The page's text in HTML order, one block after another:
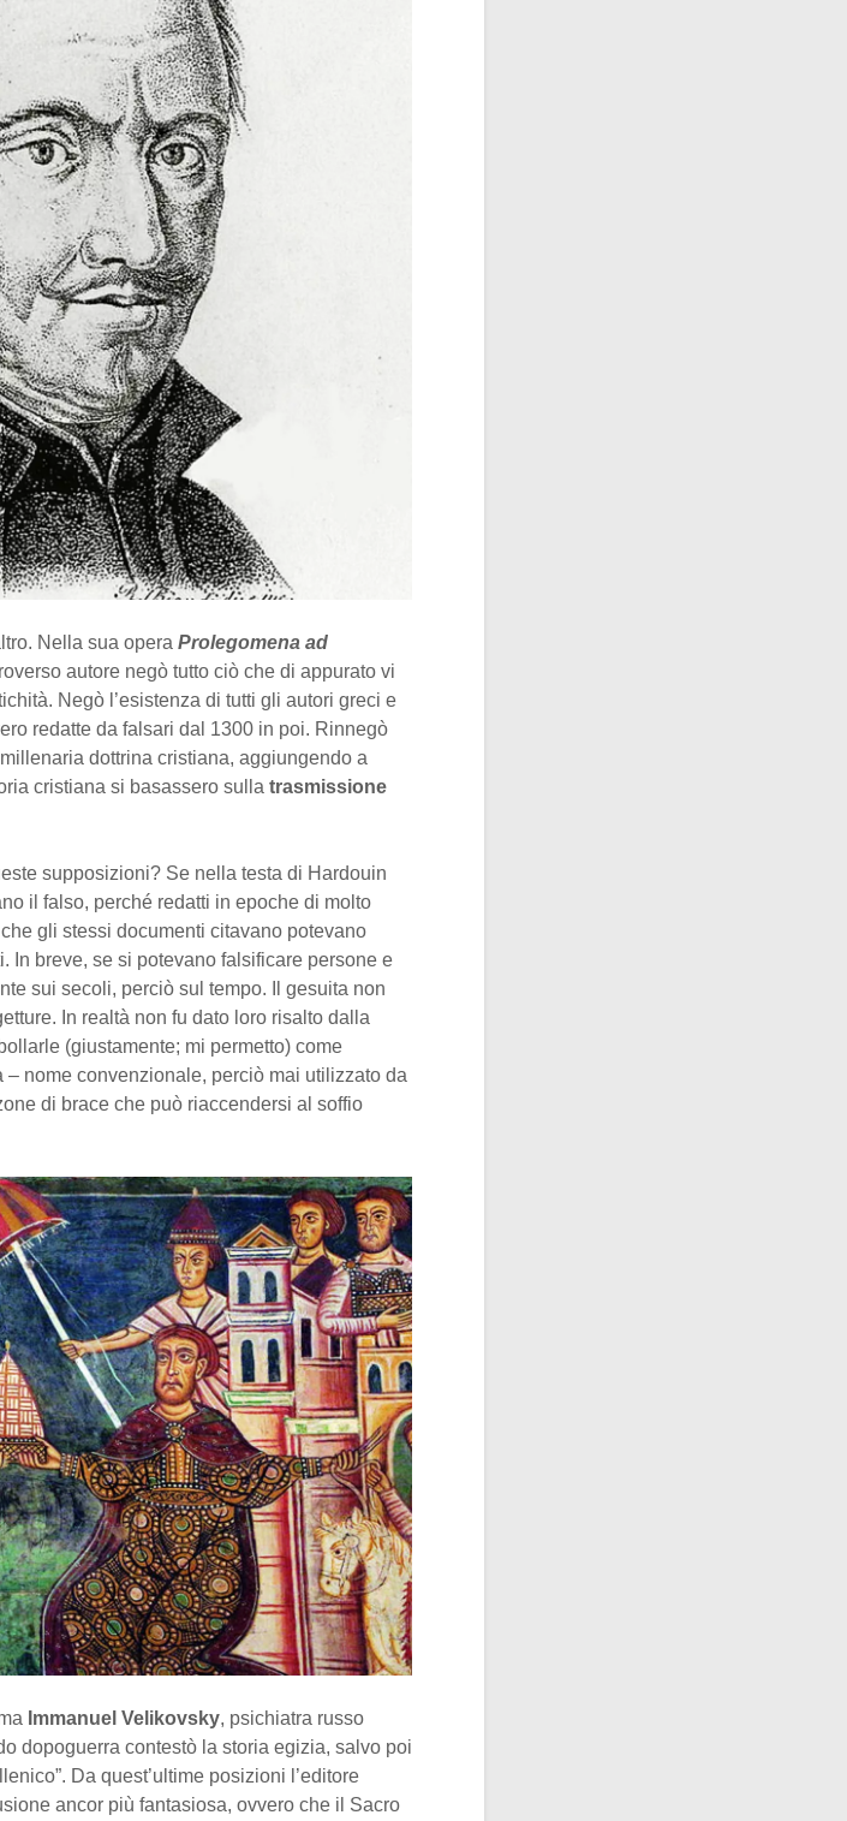
Nella sua opera Prolegomena ad
autore negò tutto ciò che di appurato vi
Negò l’esistenza di tutti gli autori greci e
redatte da falsari dal 1300 in poi. Rinnegò
dottrina cristiana, aggiungendo a
cristiana si basassero sulla trasmissione
supposizioni? Se nella testa di Hardouin
il falso, perché redatti in epoche di molto
gli stessi documenti citavano potevano
In breve, se si potevano falsificare persone e
sui secoli, perciò sul tempo. Il gesuita non
In realtà non fu dato loro risalto dalla
(giustamente; mi permetto) come
– nome convenzionale, perciò mai utilizzato da
di brace che può riaccendersi al soffio
Immanuel Velikovsky, psichiatra russo
dopoguerra contestò la storia egizia, salvo poi
Da quest’ultime posizioni l’editore
ancor più fantasiosa, ovvero che il Sacro